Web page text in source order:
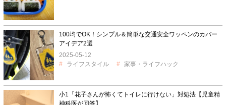
100均でOK！シンプル＆簡単な交通安全ワッペンのカバー
アイデア2選
2025-05-12
ライフスタイル
家事・ライフハック
小1「花子さんが怖くてトイレに行けない」対処法【児童精